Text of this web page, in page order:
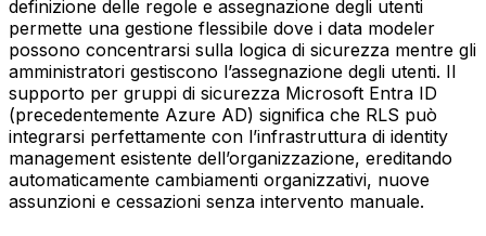
definizione delle regole e assegnazione degli utenti
permette una gestione flessibile dove i data modeler
possono concentrarsi sulla logica di sicurezza mentre gli
amministratori gestiscono l’assegnazione degli utenti. Il
supporto per gruppi di sicurezza Microsoft Entra ID
(precedentemente Azure AD) significa che RLS può
integrarsi perfettamente con l’infrastruttura di identity
management esistente dell’organizzazione, ereditando
automaticamente cambiamenti organizzativi, nuove
assunzioni e cessazioni senza intervento manuale.